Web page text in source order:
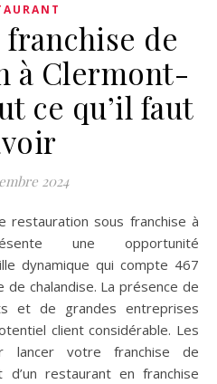
de
à Clermont-
ce qu’il faut
2024
une opportunité
dynamique qui compte 467
chalandise. La présence de
et de grandes entreprises
client considérable. Les
lancer votre franchise de
d’un restaurant en franchise